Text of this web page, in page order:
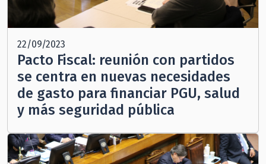
22/09/2023
Pacto Fiscal: reunión con partidos
se centra en nuevas necesidades
de gasto para financiar PGU, salud
y más seguridad pública